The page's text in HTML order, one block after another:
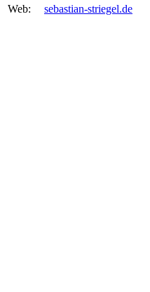
Web:
sebastian-striegel.de